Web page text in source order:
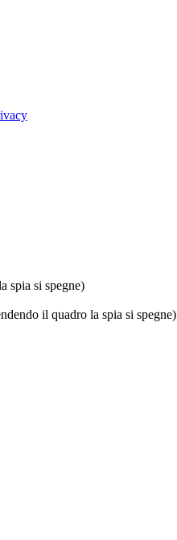
spia si spegne)
il quadro la spia si spegne)